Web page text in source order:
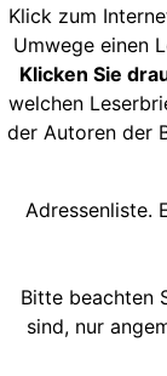
Klick zum
Umwege einen
Klicken Sie
welchen
der Autoren der
Adressenliste.
Bitte beachten
sind, nur